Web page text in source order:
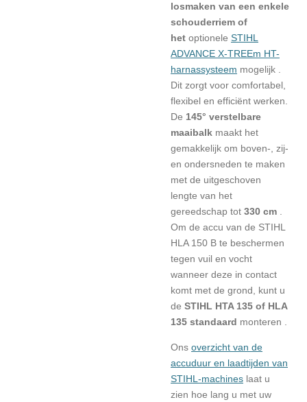
losmaken van een enkele
schouderriem of
het optionele STIHL
ADVANCE X-TREEm HT-
harnassysteem mogelijk .
Dit zorgt voor comfortabel,
flexibel en efficiënt werken.
De 145° verstelbare
maaibalk maakt het
gemakkelijk om boven-, zij-
en ondersneden te maken
met de uitgeschoven
lengte van het
gereedschap tot 330 cm
Om de accu van de STIHL
HLA 150 B te beschermen
tegen vuil en vocht
wanneer deze in contact
komt met de grond, kunt u
de STIHL HTA 135 of HLA
135 standaard monteren .
Ons overzicht van de
accuduur en laadtijden van
STIHL-machines laat u
zien hoe lang u met uw